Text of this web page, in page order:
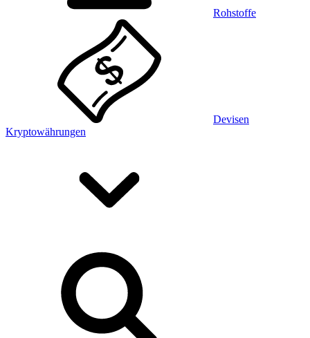
Rohstoffe
Devisen
Kryptowährungen